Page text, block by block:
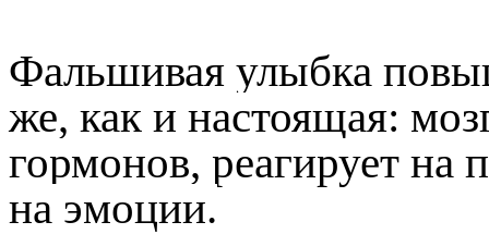
Фальшивая улыбка
же, как и настоящая:
гормонов, реагирует
на эмоции.